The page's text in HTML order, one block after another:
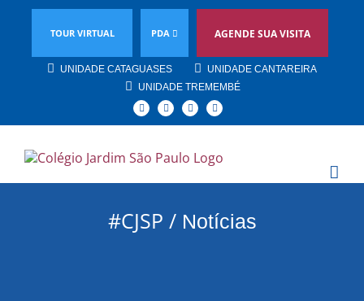
TOUR VIRTUAL PDA AGENDE SUA VISITA
UNIDADE CATAGUASES
UNIDADE CANTAREIRA
UNIDADE TREMEMBÉ
FacebookInstagramYouTubeLinkedin
#CJSP / Notícias